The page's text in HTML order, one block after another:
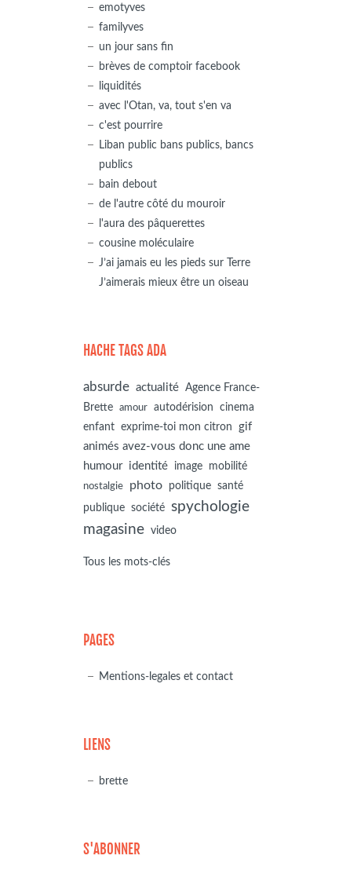
emotyves
familyves
un jour sans fin
brèves de comptoir facebook
liquidités
avec l'Otan, va, tout s'en va
c'est pourrire
Liban public bans publics, bancs
publics
bain debout
de l'autre côté du mouroir
l'aura des pâquerettes
cousine moléculaire
J’ai jamais eu les pieds sur Terre
J’aimerais mieux être un oiseau
HACHE TAGS ADA
absurde actualité Agence France-
Brette
amour autodérision
cinema
enfant exprime-toi mon citron
gif
animés avez-vous donc une ame
humour identité image mobilité
nostalgie photo politique santé
publique société spychologie
magasine video
Tous les mots-clés
PAGES
Mentions-legales et contact
LIENS
brette
S'ABONNER